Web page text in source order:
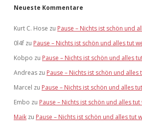
Neueste Kommentare
Kurt C. Hose zu Pause – Nichts ist schön und
0l4f zu Pause – Nichts ist schön und alles tut
Kobpo zu Pause – Nichts ist schön und alles
Andreas zu Pause – Nichts ist schön und alles
Marcel zu Pause – Nichts ist schön und alles
Embo zu Pause – Nichts ist schön und alles tut
Maik zu Pause – Nichts ist schön und alles tut